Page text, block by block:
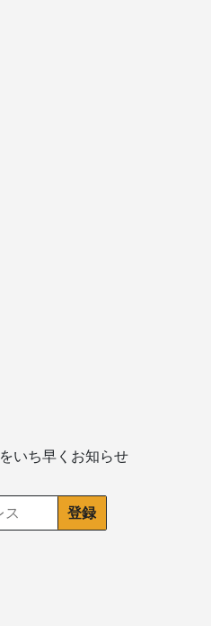
をいち早くお知らせ